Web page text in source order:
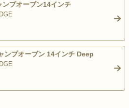
ンプオーブン14インチ
ンプオーブン 14インチ Deep